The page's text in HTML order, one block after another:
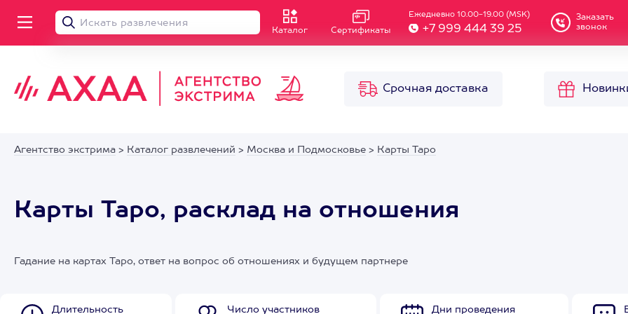
Каталог Сертификаты
Ежедневно 10.00-19.00 (MSK)
+7 999 444 39 25
Заказать
звонок
Срочная доставка
Агентство экстрима > Каталог развлечений > Москва и Подмосковье > Карты Таро
Карты Таро, расклад на отношения
Гадание на картах Таро, ответ на вопрос об отношениях и будущем партнере
Длительность
Число участников
Дни проведения